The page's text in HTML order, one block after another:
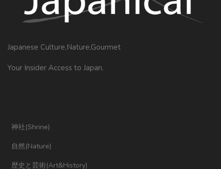
Japanese Culture,Nature,Gourmet
Your Insider Access to Japan.
神社(Shrine)
自然(Nature)
歴史と芸術(Art&History)